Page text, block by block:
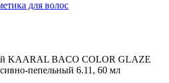
для волос
KAARAL BACO COLOR GLAZE
пепельный 6.11, 60 мл